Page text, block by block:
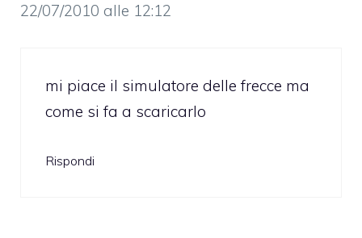
22/07/2010 alle 12:12
mi piace il simulatore delle frecce ma
come si fa a scaricarlo
Rispondi